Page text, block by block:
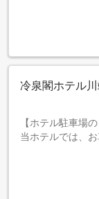
冷泉閣ホテル
【ホテル駐車場の
当ホテルでは、
【場所】ホテル
【予約】予約制